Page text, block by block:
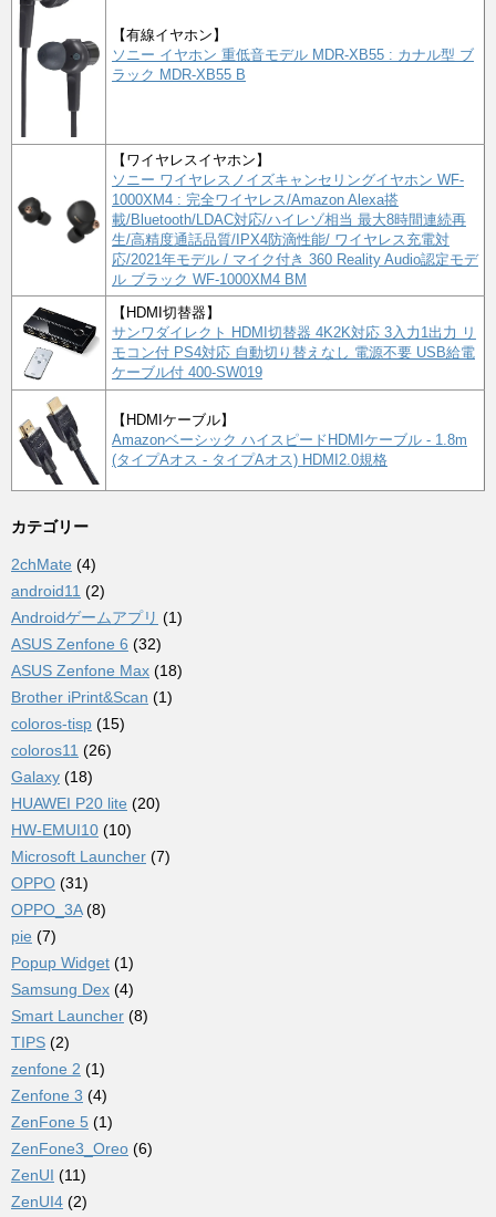
【有線イヤホン】
ソニー イヤホン 重低音モデル MDR-XB55 : カナル型 ブ
ラック MDR-XB55 B
【ワイヤレスイヤホン】
ソニー ワイヤレスノイズキャンセリングイヤホン WF-
1000XM4 : 完全ワイヤレス/Amazon Alexa搭
載/Bluetooth/LDAC対応/ハイレゾ相当 最大8時間連続再
生/高精度通話品質/IPX4防滴性能/ ワイヤレス充電対
応/2021年モデル / マイク付き 360 Reality Audio認定モデ
ル ブラック WF-1000XM4 BM
【HDMI切替器】
サンワダイレクト HDMI切替器 4K2K対応 3入力1出力 リ
モコン付 PS4対応 自動切り替えなし 電源不要 USB給電
ケーブル付 400-SW019
【HDMIケーブル】
Amazonベーシック ハイスピードHDMIケーブル - 1.8m
(タイプAオス - タイプAオス) HDMI2.0規格
カテゴリー
2chMate (4)
android11 (2)
Androidゲームアプリ (1)
ASUS Zenfone 6 (32)
ASUS Zenfone Max (18)
Brother iPrint&Scan (1)
coloros-tisp (15)
coloros11 (26)
Galaxy (18)
HUAWEI P20 lite (20)
HW-EMUI10 (10)
Microsoft Launcher (7)
OPPO (31)
OPPO_3A(8)
pie (7)
Popup Widget (1)
Samsung Dex (4)
Smart Launcher (8)
TIPS (2)
zenfone 2 (1)
Zenfone 3 (4)
ZenFone 5 (1)
ZenFone3_Oreo (6)
ZenUI (11)
ZenUI4 (2)